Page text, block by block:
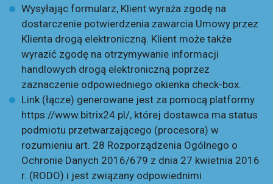
Wysyłając formularz, Klient wyraża zgodę na
dostarczenie potwierdzenia zawarcia Umowy przez
Klienta drogą elektroniczną. Klient może także
wyrazić zgodę na otrzymywanie informacji
handlowych drogą elektroniczną poprzez
zaznaczenie odpowiedniego okienka check-box.
Link (łącze) generowane jest za pomocą platformy
https://www.bitrix24.pl/, której dostawca ma status
podmiotu przetwarzającego (procesora) w
rozumieniu art. 28 Rozporządzenia Ogólnego o
Ochronie Danych 2016/679 z dnia 27 kwietnia 2016
r. (RODO) i jest związany odpowiednimi